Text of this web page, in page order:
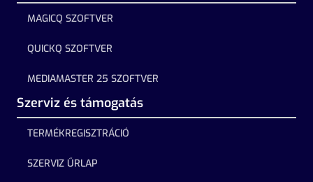
MAGICQ SZOFTVER
QUICKQ SZOFTVER
MEDIAMASTER 25 SZOFTVER
Szerviz és támogatás
TERMÉKREGISZTRÁCIÓ
SZERVIZ ŰRLAP